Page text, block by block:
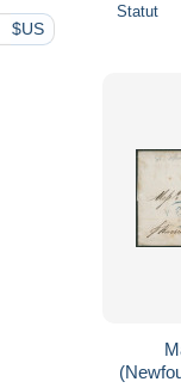
$US
Statut